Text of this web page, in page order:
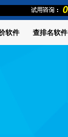
软件 查排名软件